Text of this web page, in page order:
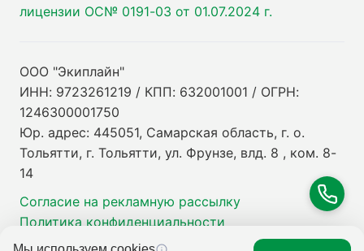
лицензии ОС№ 0191-03 от 01.07.2024 г.
ООО "Экиплайн"
ИНН: 9723261219 / КПП: 632001001 / ОГРН:
1246300001750
Юр. адрес: 445051, Самарская область, г. о.
Тольятти, г. Тольятти, ул. Фрунзе, влд. 8 , ком. 8-
14
Согласие на рекламную рассылку
Политика конфиденциальности